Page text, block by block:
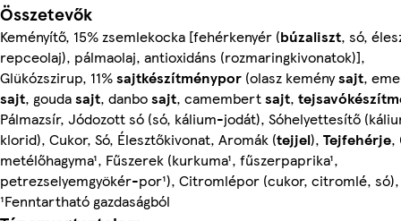
Összetevők
Keményítő, 15% zsemlekocka [fehérkenyér (búzaliszt, só,
repceolaj), pálmaolaj, antioxidáns (rozmaringkivonatok)],
Glükózszirup, 11%sajtkészítménypor (olasz keménysajt,
sajt, goudasajt, danbosajt, camembertsajt,
Pálmazsír, Jódozott só (só, kálium-jodát), Sóhelyettesítő
klorid), Cukor, Só, Élesztőkivonat, Aromák (tejjel), Tejfehérje,
metélőhagyma¹, Fűszerek (kurkuma¹, fűszerpaprika¹,
petrezselyemgyökér-por¹), Citromlépor (cukor, citromlé, só),
¹Fenntartható gazdaságból